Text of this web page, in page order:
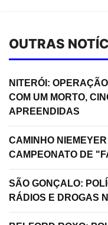
OUTRAS
NITERÓI:
COM UM MORTO,
APREENDIDAS
CAMINHO
CAMPEONATO DE
SÃO GONÇALO:
RÁDIOS E DROGAS